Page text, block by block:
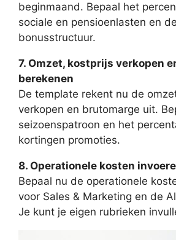
beginmaand. Bepaal het
sociale en pensioenlasten en de
bonusstructuur.
7. Omzet, kostprijs verkopen
berekenen
De template rekent nu de
verkopen en brutomarge uit.
seizoenspatroon en het
kortingen promoties.
8. Operationele kosten
Bepaal nu de operationele
voor Sales & Marketing en de
Je kunt je eigen rubrieken